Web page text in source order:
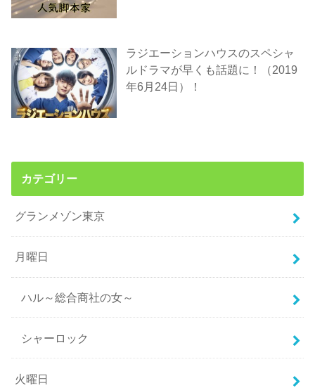
ラジエーションハウスのスペシャ
ルドラマが早くも話題に！（2019
年6月24日）！
カテゴリー
グランメゾン東京
月曜日
ハル～総合商社の女～
シャーロック
火曜日